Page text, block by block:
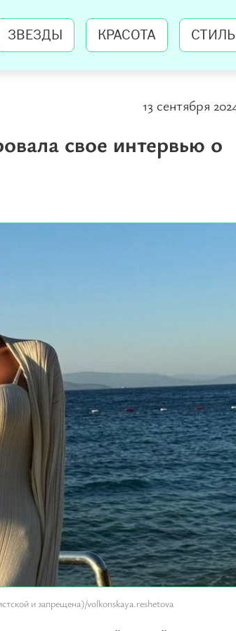
ЗВЕЗДЫ КРАСОТА СТИЛЬ
13 сентября
свое интервью о
и запрещена)/volkonskaya.reshetova